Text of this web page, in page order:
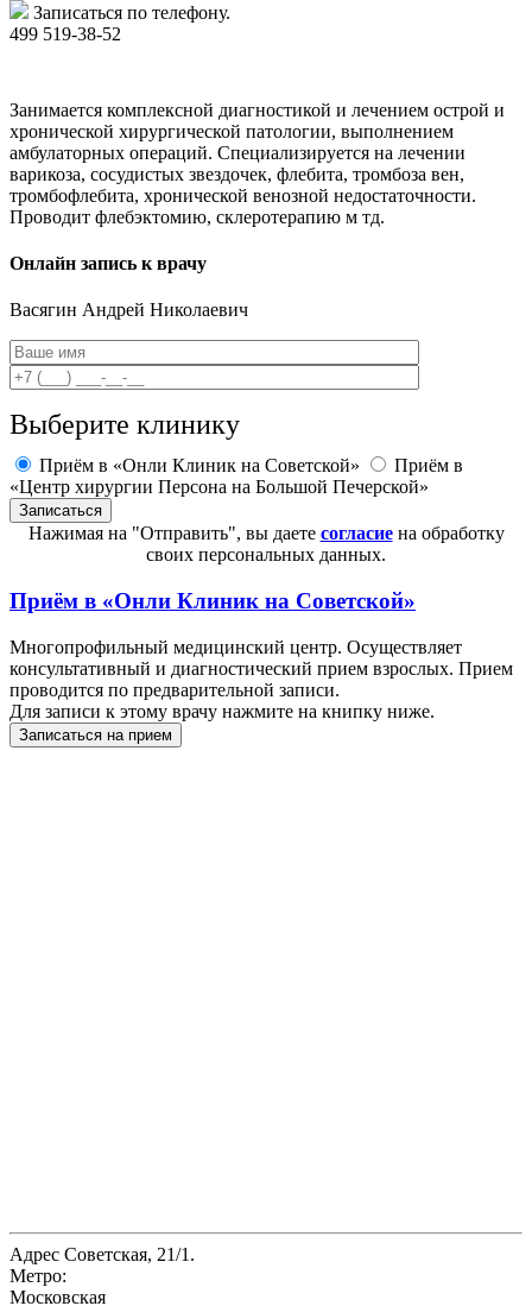
Записаться по телефону.
499 519-38-52
Занимается комплексной диагностикой и лечением острой и
хронической хирургической патологии, выполнением
амбулаторных операций. Специализируется на лечении
варикоза, сосудистых звездочек, флебита, тромбоза вен,
тромбофлебита, хронической венозной недостаточности.
Проводит флебэктомию, склеротерапию м тд.
Онлайн запись к врачу
Васягин Андрей Николаевич
Выберите клинику
Приём в «Онли Клиник на Советской»
Приём в
«Центр хирургии Персона на Большой Печерской»
Нажимая на "Отправить", вы даете согласиена обработку
своих персональных данных.
Приём в «Онли Клиник на Советской»
Многопрофильный медицинский центр. Осуществляет
консультативный и диагностический прием взрослых. Прием
проводится по предварительной записи.
Для записи к этому врачу нажмите на книпку ниже.
Записаться на прием
Адрес Советская, 21/1.
Метро:
Московская